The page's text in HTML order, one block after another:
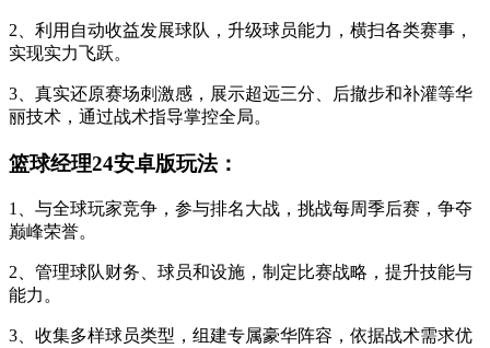
2、利用自动收益发展球队，升级球员能力，横扫各类赛事，
实现实力飞跃。
3、真实还原赛场刺激感，展示超远三分、后撤步和补灌等华
丽技术，通过战术指导掌控全局。
篮球经理24安卓版玩法：
1、与全球玩家竞争，参与排名大战，挑战每周季后赛，争夺
巅峰荣誉。
2、管理球队财务、球员和设施，制定比赛战略，提升技能与
能力。
3、收集多样球员类型，组建专属豪华阵容，依据战术需求优